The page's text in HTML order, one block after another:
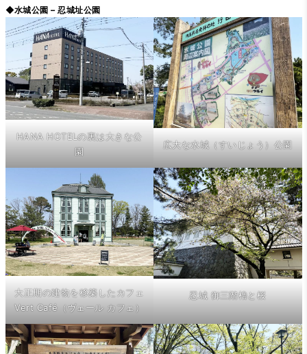
◆水城公園 – 忍城址公園
HANA HOTELの裏は大きな公
園
広大な水城（すいじょう）公園
大正期の建物を移築したカフェ
Vert Café（ヴェール カフェ）
忍城 御三階櫓と桜